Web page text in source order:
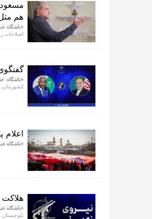
مسعود
هم
«باشگاه
اصلاحات
«باشگاه
کشورمان،
اعلام
«باشگاه
«باشگاه
بلوچستان